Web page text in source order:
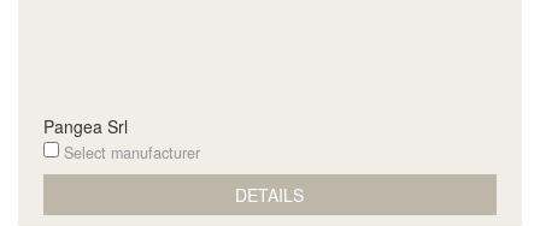
Pangea Srl
Select manufacturer
DETAILS